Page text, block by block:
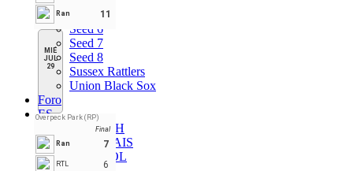
Ran 11
MIÉ
JUL
29
Overpeck Park (RP)
Final
Ran
7
RTL 6
Seed 5
Seed 6
Seed 7
Seed 8
Sussex Rattlers
Union Black Sox
Foro
ES
ENGLISH
FRANÇAIS
ESPAÑOL